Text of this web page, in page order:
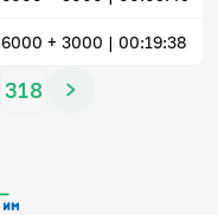
6000 + 3000 | 00:19:38
318